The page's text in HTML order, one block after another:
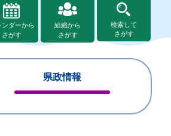
ンダーから
さがす
組織から
さがす
検索して
さがす
県政情報
じ